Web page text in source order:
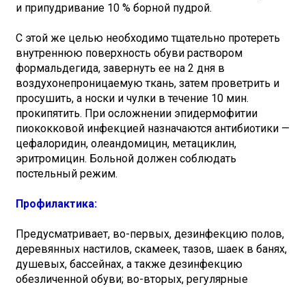
и припудривание 10 % борной пудрой.
С этой же целью необходимо тщательно протереть
внутреннюю поверхность обуви раствором
формальдегида, завернуть ее на 2 дня в
воздухонепроницаемую ткань, затем проветрить и
просушить, а носки и чулки в течение 10 мин.
прокипятить. При осложнении эпидермофитии
пиококковой инфекцией назначаются антибиотики —
цефалоридин, олеандомицин, метациклин,
эритромицин. Больной должен соблюдать
постельный режим.
Профилактика:
Предусматривает, во-первых, дезинфекцию полов,
деревянных настилов, скамеек, тазов, шаек в банях,
душевых, бассейнах, а также дезинфекцию
обезличенной обуви; во-вторых, регулярные